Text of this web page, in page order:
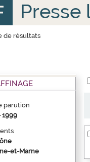
Presse
de résultats
parution
1999
et-Marne